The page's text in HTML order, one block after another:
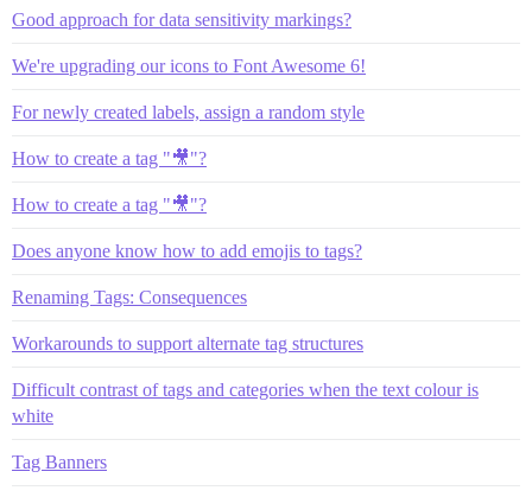
Good approach for data sensitivity markings?
We're upgrading our icons to Font Awesome 6!
For newly created labels, assign a random style
How to create a tag "🎥"?
How to create a tag "🎥"?
Does anyone know how to add emojis to tags?
Renaming Tags: Consequences
Workarounds to support alternate tag structures
Difficult contrast of tags and categories when the text colour is
white
Tag Banners